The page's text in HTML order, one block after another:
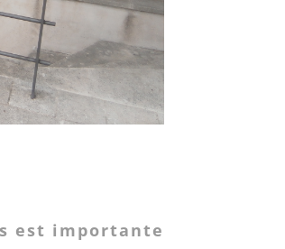
est importante